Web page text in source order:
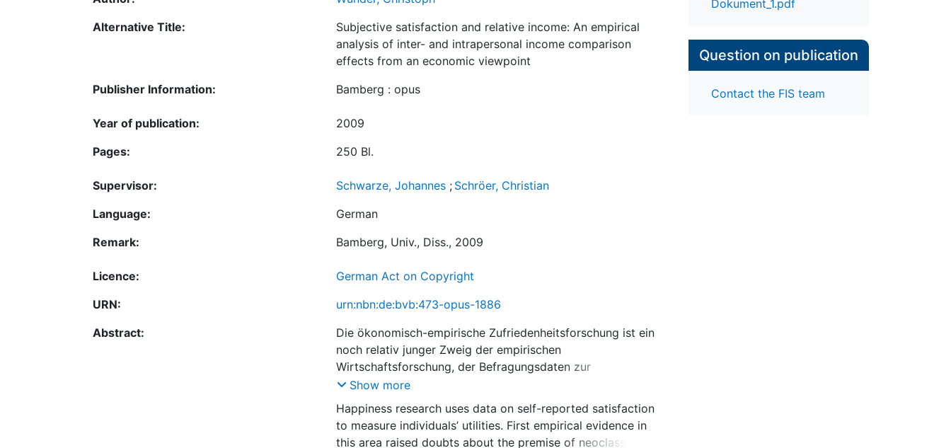
Alternative Title:
Subjective satisfaction and relative income: An empirical
analysis of inter- and intrapersonal income comparison
effects from an economic viewpoint
Publisher Information:
Bamberg : opus
Year of publication:
2009
Pages:
250 Bl.
Supervisor: Schwarze, Johannes ; Schröer, Christian
Language:
German
Remark:
Bamberg, Univ., Diss., 2009
Licence:
German Act on Copyright
URN:
urn:nbn:de:bvb:473-opus-1886
Abstract:
Die ökonomisch-empirische Zufriedenheitsforschung ist ein
noch relativ junger Zweig der empirischen
Wirtschaftsforschung, der Befragungsdaten zur
individuellen, subjektiv empfundenen Zufriedenheit
analysiert. Erste empirische Evidenz auf diesem Gebiet
lässt dabei Zweifel an der Prämisse der Nutzentheorie
aufkommen, dass ein positiver Zusammenhang zwischen
Show more
Happiness research uses data on self-reported satisfaction
to measure individuals’ utilities. First empirical evidence in
this area raised doubts about the premise of neoclassical
Dokument_1.pdf
Question on publication
Contact the FIS team